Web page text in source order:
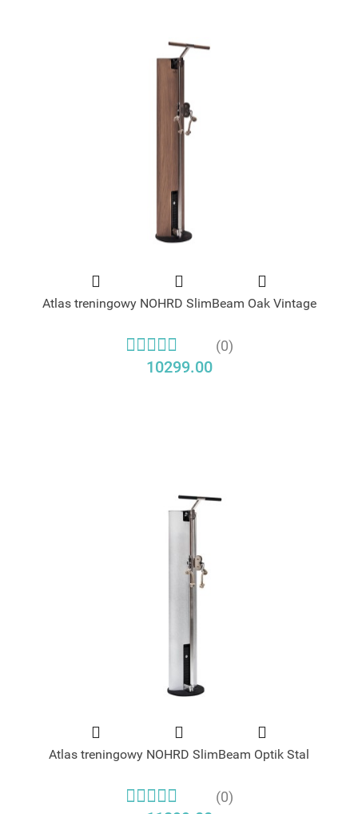
Atlas treningowy NOHRD SlimBeam Oak Vintage
(0)
10299.00
Atlas treningowy NOHRD SlimBeam Optik Stal
(0)